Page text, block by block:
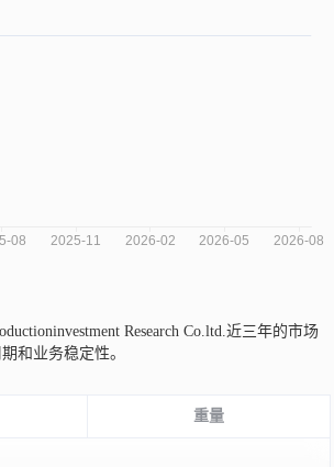
Research Co.ltd.近三年的市场
和业务稳定性。
重量